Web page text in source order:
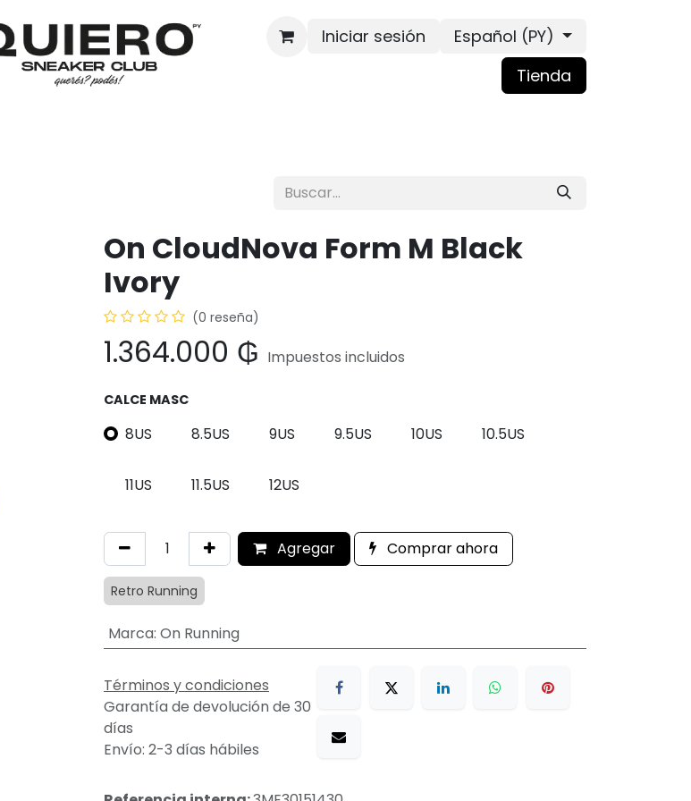
Iniciar sesión
Español (PY)
Tienda
On CloudNova Form M Black
Ivory
(0 reseña)
1.364.000 ₲ Impuestos incluidos
CALCE MASC
8US 8.5US 9US 9.5US 10US 10.5US
11US 11.5US 12US
Agregar Comprar ahora
Retro Running
Marca: On Running
Términos y condiciones
Garantía de devolución de 30
días
Envío: 2-3 días hábiles